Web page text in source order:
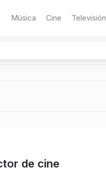
Música Cine Televisión
de cine